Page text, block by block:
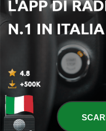
11 de gennaio de 2025
30 de dicembre de 2024
9 de novembre de 2024
7 de ottobre de 2023
28 de febbraio de 2023
15 de ottobre de 2022
18 de febbraio de 2022
2 de ottobre de 2021